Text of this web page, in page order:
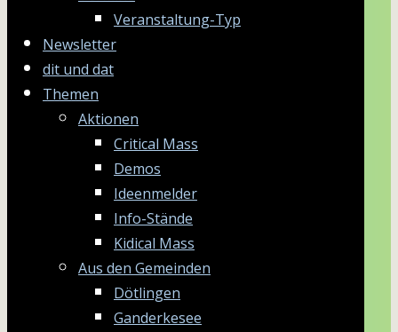
Veranstaltung-Typ
Newsletter
dit und dat
Themen
Aktionen
Critical Mass
Demos
Ideenmelder
Info-Stände
Kidical Mass
Aus den Gemeinden
Dötlingen
Ganderkesee